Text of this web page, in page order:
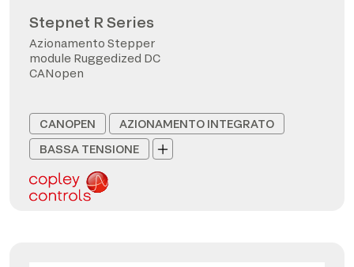
Stepnet R Series
Azionamento Stepper
module Ruggedized DC
CANopen
CANOPEN
AZIONAMENTO INTEGRATO
BASSA TENSIONE